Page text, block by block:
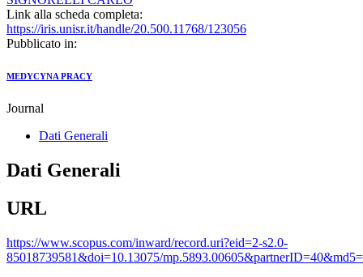
Link alla scheda completa:
https://iris.unisr.it/handle/20.500.11768/123056
Pubblicato in:
MEDYCYNA PRACY
Journal
Dati Generali
Dati Generali
URL
https://www.scopus.com/inward/record.uri?eid=2-s2.0-
85018739581&doi=10.13075/